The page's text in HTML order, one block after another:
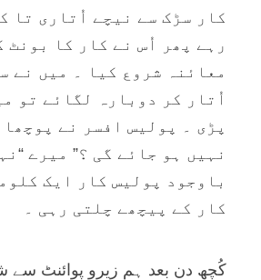
کار سڑک سے نيچے اُتاری تا
رہے پھر اُس نے کار کا بونٹ
معائنہ شروع کيا ۔ ميں نے
اُتار کر دوبارہ لگائے تو
پڑی ۔ پوليس افسر نے پوچھا
نہيں ہو جائے گی ؟” ميرے
باوجود پوليس کار ايک
کار کے پيچھے چلتی رہی ۔
کُچھ دن بعد ہم زيرو پوائنٹ سے